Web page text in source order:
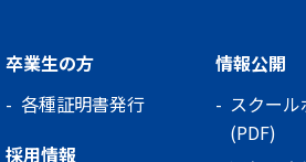
卒業生の方
各種証明書発行
採用情報
情報公開
スクール
(PDF)